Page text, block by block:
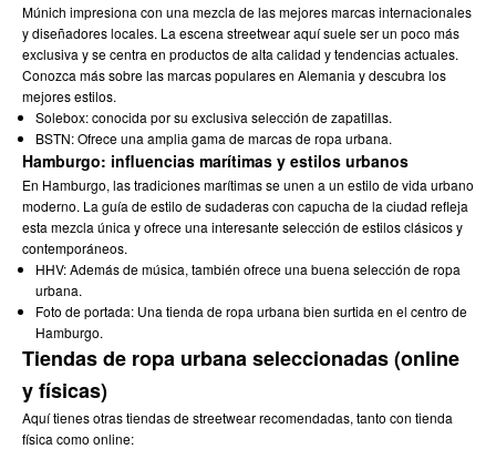
Múnich impresiona con una mezcla de las mejores marcas internacionales
y diseñadores locales. La escena streetwear aquí suele ser un poco más
exclusiva y se centra en productos de alta calidad y tendencias actuales.
Conozca más sobrelas marcas populares en Alemania y descubra los
mejores estilos.
Solebox: conocida por su exclusiva selección de zapatillas.
BSTN: Ofrece una amplia gama de marcas de ropa urbana.
Hamburgo: influencias marítimas y estilos urbanos
En Hamburgo, las tradiciones marítimas se unen a un estilo de vida urbano
moderno. La guía de estilo de sudaderas con capucha de la ciudad refleja
esta mezcla única y ofrece una interesante selección de estilos clásicos y
contemporáneos.
HHV: Además de música, también ofrece una buena selección de ropa
urbana.
Foto de portada: Una tienda de ropa urbana bien surtida en el centro de
Hamburgo.
Tiendas de ropa urbana seleccionadas (online
y físicas)
Aquí tienes otras tiendas de streetwear recomendadas, tanto con tienda
física como online: